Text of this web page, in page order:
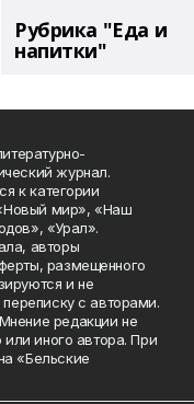
Рубрика "Еда и
напитки"
журнал.
к категории
«Новый мир», «Наш
«Урал».
авторы
размещенного
и не
с авторами.
редакции не
или иного автора. При
«Бельские